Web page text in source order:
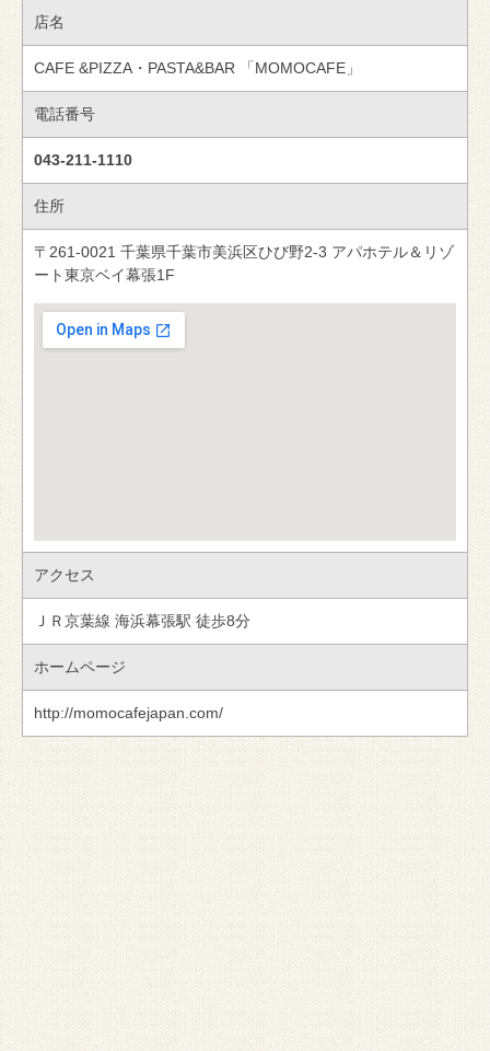
店名
CAFE &PIZZA・PASTA&BAR 「MOMOCAFE」
電話番号
043‐211-1110
住所
〒261-0021 千葉県千葉市美浜区ひび野2-3 アパホテル＆リゾ
ート東京ベイ幕張1F
アクセス
ＪＲ京葉線 海浜幕張駅 徒歩8分
ホームページ
http://momocafejapan.com/